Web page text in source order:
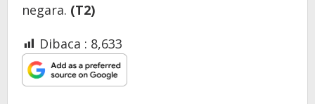
negara. (T2)
Dibaca : 8,633